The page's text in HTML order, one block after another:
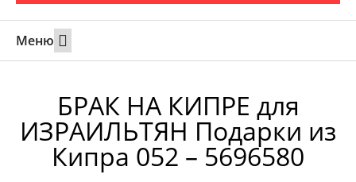
Меню
БРАК НА КИПРЕ для
ИЗРАИЛЬТЯН Подарки из
Кипра 052 – 5696580